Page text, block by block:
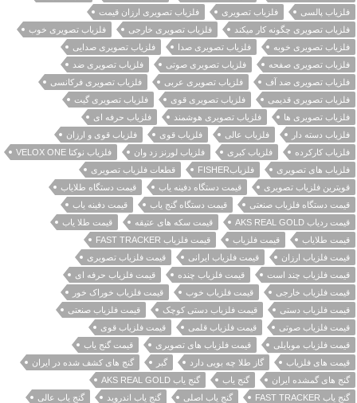
فلزیاب پالسی
فلزیاب تصویری
فلزیاب تصویری ارزان قیمت
فلزیاب تصویری چگونه کار میکند
فلزیاب تصویری خارجی
فلزیاب تصویری خوب
فلزیاب تصویری خوبه
فلزیاب تصویری صدا
فلزیاب تصویری صدایی
فلزیاب تصویری صفحه
فلزیاب تصویری صوتی
فلزیاب تصویری ضد
فلزیاب تصویری ضد آف
فلزیاب تصویری عربی
فلزیاب تصویری فرکانسی
فلزیاب تصویری قدیمی
فلزیاب تصویری قوی
فلزیاب تصویری گیت
فلزیاب تصویری ها
فلزیاب تصویری هوشمند
فلزیاب حرفه ای
فلزیاب دسته دار
فلزیاب عالی فلزیاب قوی
فلزیاب قوی و ارزان
فلزیاب کارکرده
فلزیاب کبری فلزیاب لورنز زد وان
فلزیاب نوکتا VELOX ONE
فلزیاب های تصویری
فلزیابFISHER
قطعات فلزیاب تصویری
قویترین فلزیاب تصویری
قیمت دستگاه دفینه یاب
قیمت دستگاه طلایاب
قیمت دستگاه فلزیاب صنعتی
قیمت دستگاه گنج یاب
قیمت دفینه یاب
قیمت ردیاب AKS REAL GOLD
قیمت سکه های عتیقه
قیمت طلا یاب
قیمت طلایاب
قیمت فلزیاب
قیمت فلزیاب FAST TRACKER
قیمت فلزیاب ارزان
قیمت فلزیاب ایرانی
قیمت فلزیاب تصویری
قیمت فلزیاب چند است
قیمت فلزیاب چنده
قیمت فلزیاب حرفه ای
قیمت فلزیاب خارجی
قیمت فلزیاب خوب
قیمت فلزیاب خوراک خور
قیمت فلزیاب دستی
قیمت فلزیاب دستی کوچک
قیمت فلزیاب صنعتی
قیمت فلزیاب صوتی
قیمت فلزیاب قلمی
قیمت فلزیاب قوی
قیمت فلزیاب موبایلی
قیمت فلزیاب های تصویری
قیمت گنج یاب
قیمت های فلزیاب
گاز طلا چه بویی دارد گبر
گنج های کشف شده در ایران
گنج های گمشده ایران
گنج یاب
گنج یاب AKS REAL GOLD
گنج یاب FAST TRACKER
گنج یاب اصلی گنج یاب اندروید
گنج یاب عالی